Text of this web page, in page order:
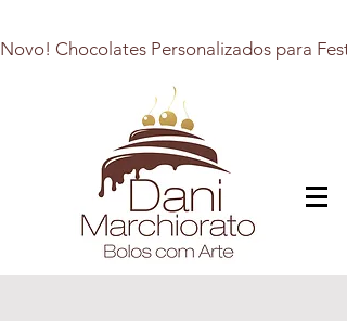
Novo! Chocolates Personalizados para